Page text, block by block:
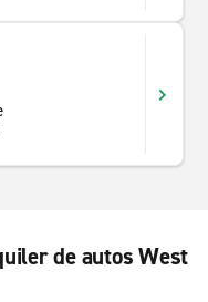
de autos West